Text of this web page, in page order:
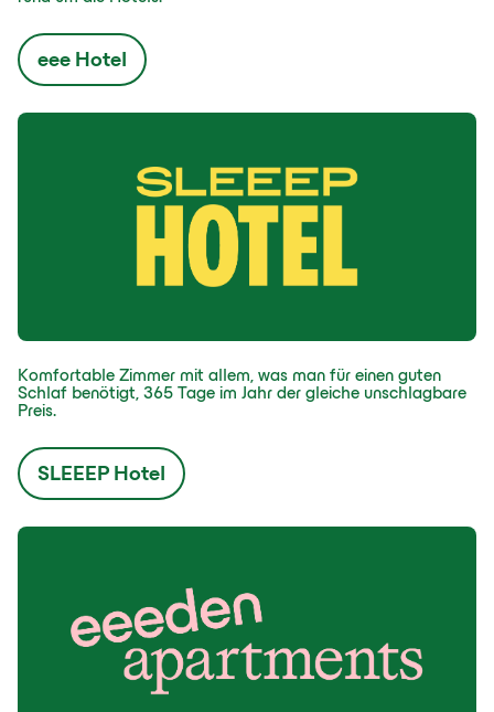
eee Hotel
Komfortable Zimmer mit allem, was man für einen guten
Schlaf benötigt, 365 Tage im Jahr der gleiche unschlagbare
Preis.
SLEEEP Hotel